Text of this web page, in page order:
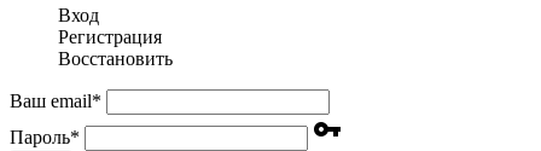
Вход
Регистрация
Восстановить
Ваш email*
Пароль* vpn_key